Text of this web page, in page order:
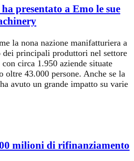
presentato a Emo le sue
la nona nazione manifatturiera a
principali produttori nel settore
circa 1.950 aziende situate
oltre 43.000 persone. Anche se la
avuto un grande impatto su varie
milioni di rifinanziamento